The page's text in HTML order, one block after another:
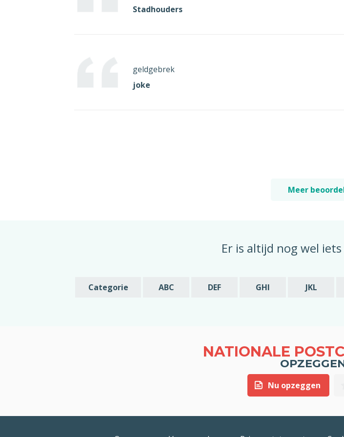
Stadhouders
geldgebrek
joke
Meer
Er is altijd nog wel
Categorie ABC DEF GHI JKL
NATIONALE
Nu opzeggen